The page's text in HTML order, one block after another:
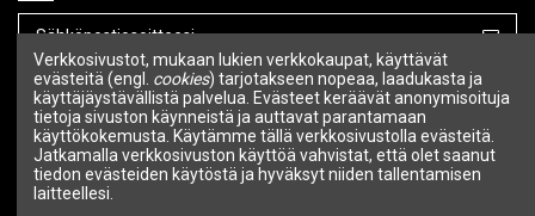
Voit peruuttaa tilauksen milloin tahansa.
Seuraa meitä
Verkkosivustot, mukaan lukien verkkokaupat, käyttävät
evästeitä (engl. cookies) tarjotakseen nopeaa, laadukasta ja
käyttäjäystävällistä palvelua. Evästeet keräävät anonymisoituja
tietoja sivuston käynneistä ja auttavat parantamaan
käyttökokemusta. Käytämme tällä verkkosivustolla evästeitä.
Jatkamalla verkkosivuston käyttöä vahvistat, että olet saanut
tiedon evästeiden käytöstä ja hyväksyt niiden tallentamisen
laitteellesi.